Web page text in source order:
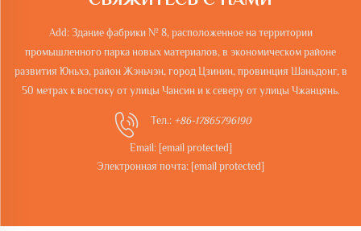
Add: Здание фабрики № 8, расположенное на территории
промышленного парка новых материалов, в экономическом районе
развития Юньхэ, район Жэньчэн, город Цзинин, провинция Шаньдонг, в
50 метрах к востоку от улицы Чансин и к северу от улицы Чжанцянь.
Тел.: +86-17865796190
Email: [email protected]
Электронная почта: [email protected]